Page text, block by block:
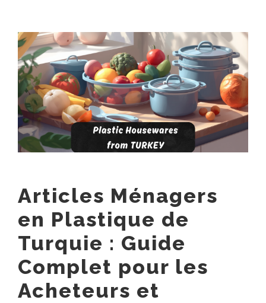
View
Larger
Image
Articles Ménagers
en Plastique de
Turquie : Guide
Complet pour les
Acheteurs et